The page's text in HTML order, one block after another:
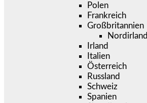
Polen
Frankreich
Großbritannien
Nordirland
Irland
Italien
Österreich
Russland
Schweiz
Spanien